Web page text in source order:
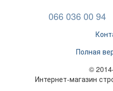
066 036 00 94
Полная
©
Интернет-магазин